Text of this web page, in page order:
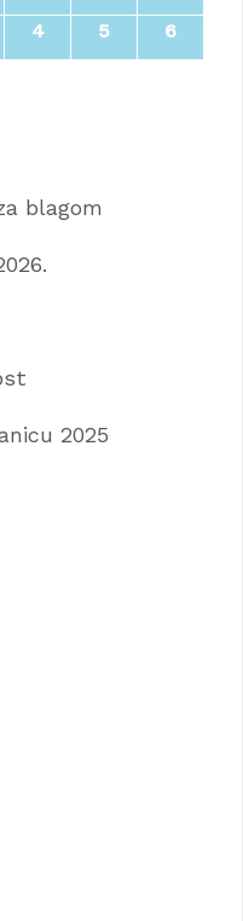
4 5 6
blagom
2025